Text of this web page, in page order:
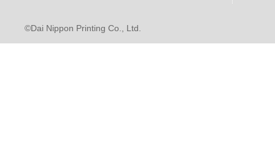
©Dai Nippon Printing Co., Ltd.